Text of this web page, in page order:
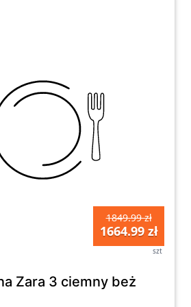
i wybrania modelu,
platformie zakupowej były
Nie czekaj,
wnętrza nowoczesny
funkcjonalnością i stylem!
1849.99 zł
1664.99 zł
szt
Zara 3 ciemny beż